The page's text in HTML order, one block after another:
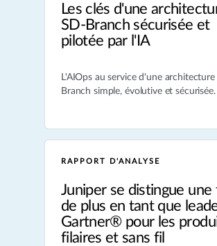
Les clés d'une
SD-Branch sécurisée et
pilotée par l'IA
L'AIOps au service d'une architecture
Branch simple, évolutive et sécurisée.
RAPPORT D'ANALYSE
Juniper se distingue une
de plus en tant que
Gartner® pour les
filaires et sans fil